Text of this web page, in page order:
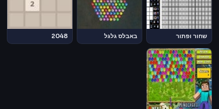
שחור ופתור באבלס גלגל 2048